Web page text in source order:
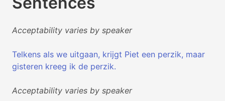
Acceptability varies by speaker
Telkens als we uitgaan, krijgt Piet een perzik, maar
gisteren kreeg ik de perzik.
Acceptability varies by speaker